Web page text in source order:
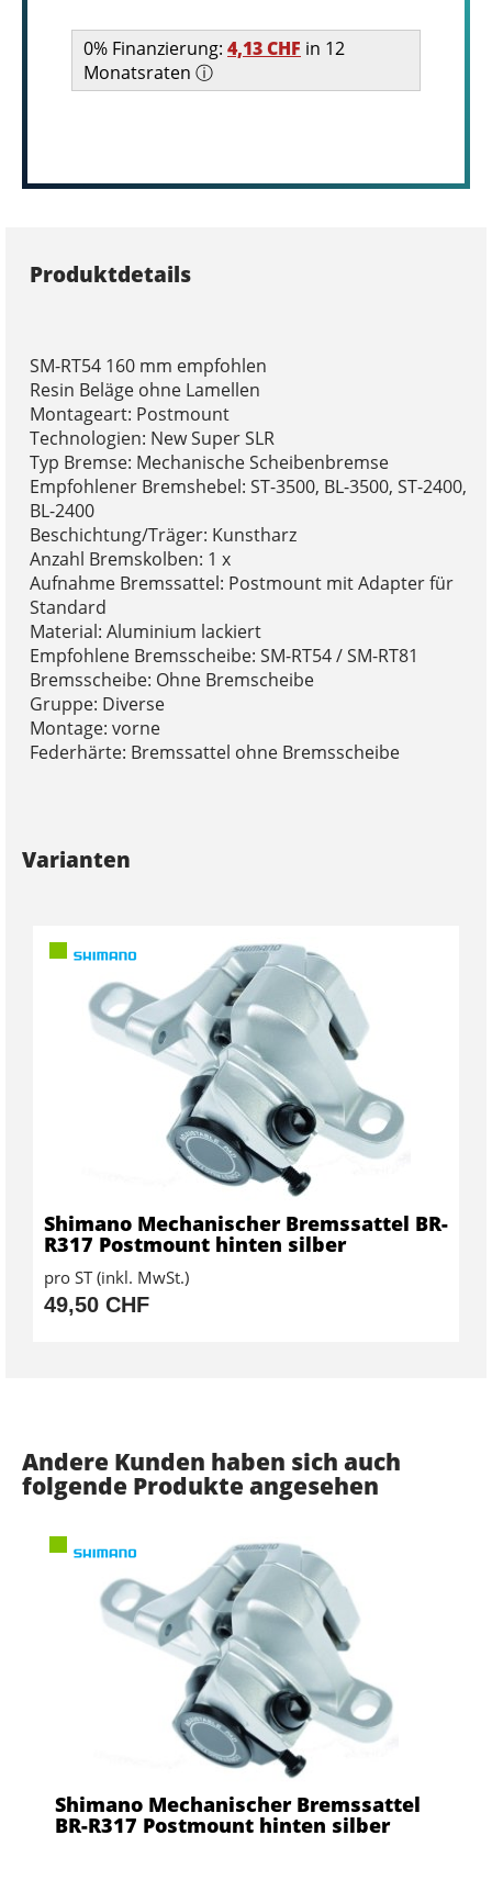
0% Finanzierung: 4,13 CHF in 12
Monatsraten ⓘ
Produktdetails
SM-RT54 160 mm empfohlen
Resin Beläge ohne Lamellen
Montageart: Postmount
Technologien: New Super SLR
Typ Bremse: Mechanische Scheibenbremse
Empfohlener Bremshebel: ST-3500, BL-3500, ST-2400,
BL-2400
Beschichtung/Träger: Kunstharz
Anzahl Bremskolben: 1 x
Aufnahme Bremssattel: Postmount mit Adapter für
Standard
Material: Aluminium lackiert
Empfohlene Bremsscheibe: SM-RT54 / SM-RT81
Bremsscheibe: Ohne Bremscheibe
Gruppe: Diverse
Montage: vorne
Federhärte: Bremssattel ohne Bremsscheibe
Varianten
Shimano Mechanischer Bremssattel BR-
R317 Postmount hinten silber
pro ST (inkl. MwSt.)
49,50 CHF
Andere Kunden haben sich auch
folgende Produkte angesehen
Shimano Mechanischer Bremssattel
BR-R317 Postmount hinten silber